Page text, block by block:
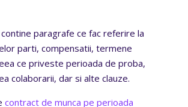
paragrafe ce fac referire la
parti, compensatii, termene
ce priveste perioada de proba,
colaborarii, dar si alte clauze.
contract de munca pe perioada